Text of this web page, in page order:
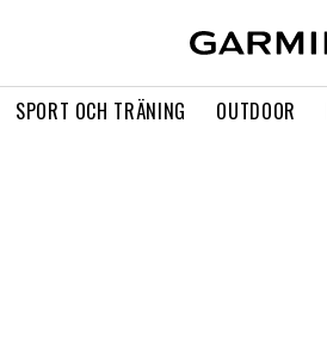
SPORT OCH TRÄNING OUTDOOR